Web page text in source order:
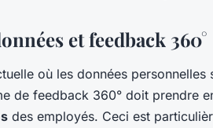
et feedback 360°
où les données
de feedback 360° doit prendre
des employés. Ceci est